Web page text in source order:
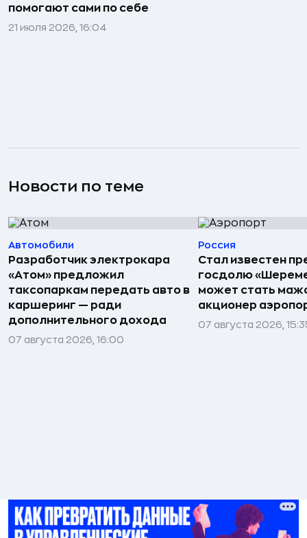
помогают сами по себе
21 июля 2026, 16:04
Новости по теме
Автомобили
Разработчик электрокара
«Атом» предложил
таксопаркам передать авто в
каршеринг — ради
дополнительного дохода
07 августа 2026, 16:00
Россия
Стал известен
госдолю
может стать
акционер
07 августа 2026,